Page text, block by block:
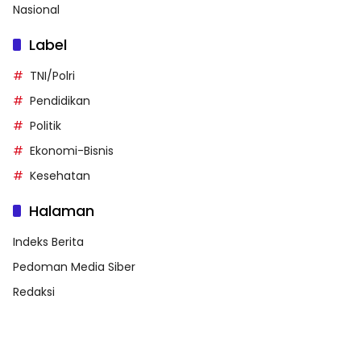
Nasional
Label
TNI/Polri
Pendidikan
Politik
Ekonomi-Bisnis
Kesehatan
Halaman
Indeks Berita
Pedoman Media Siber
Redaksi